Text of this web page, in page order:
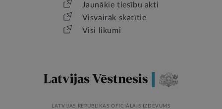
Jaunākie tiesību akti
Visvairāk skatītie
Visi likumi
LATVIJAS REPUBLIKAS OFICIĀLAIS IZDEVUMS